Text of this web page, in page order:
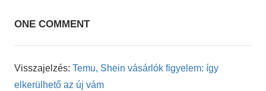
ONE COMMENT
Visszajelzés: Temu, Shein vásárlók figyelem: így
elkerülhető az új vám